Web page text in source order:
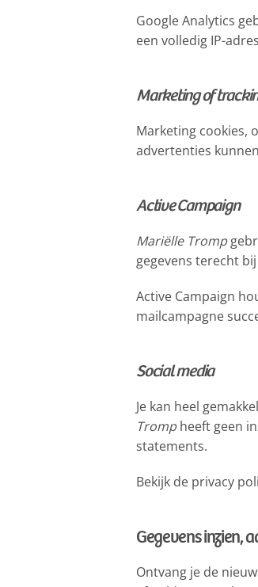
Google Analytics
een volledig IP-
Marketing of
Marketing cookies,
advertenties
Active Campaign
Mariëlle Tromp
gegevens terecht
Active Campaign
mailcampagne
Social media
Je kan heel
Tromp heeft geen
statements.
Bekijk de privacy
Gegevens inzien,
Ontvang je de